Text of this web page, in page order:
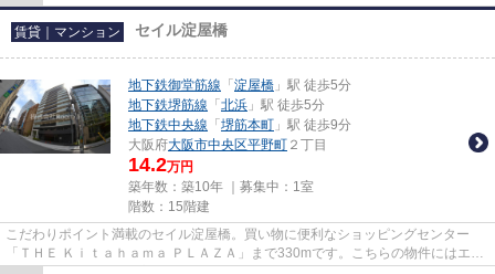
賃貸｜マンション セイル淀屋橋
地下鉄御堂筋線 「 淀屋橋 」駅 徒歩5分
地下鉄堺筋線 「 北浜 」駅 徒歩5分
地下鉄中央線 「 堺筋本町 」駅 徒歩9分
大阪府大阪市中央区平野町 ２丁目
14.2万円
築年数：築10年 ｜募集中： 1室
階数：15階建
こだわりポイント満載のセイル淀屋橋。買い物に便利なショッピングセンター
「ＴＨＥ Ｋｉｔａｈａｍａ ＰＬＡＺＡ」まで330mです。こちらの物件にはエレ